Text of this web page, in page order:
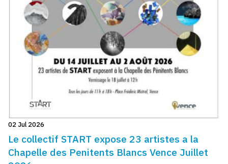
02 Jul 2026
Le collectif START expose 23 artistes a la
Chapelle des Penitents Blancs Vence Juillet